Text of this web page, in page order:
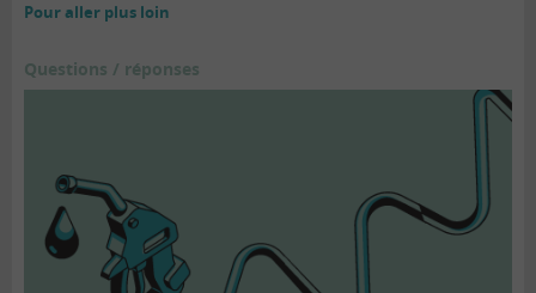
Pour aller plus loin
Questions / réponses